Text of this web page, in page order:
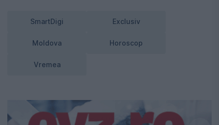
SmartDigi Exclusiv
Moldova Horoscop
Vremea